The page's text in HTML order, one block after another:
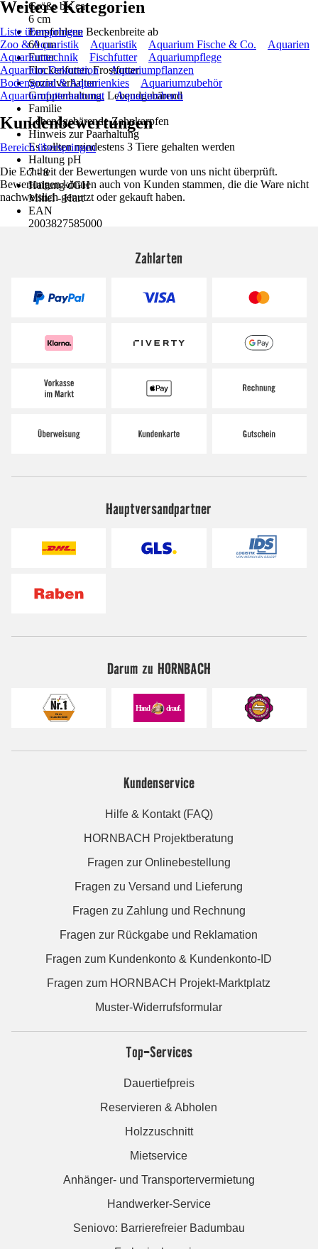
Größe bis ca.
6 cm
Empfohlene Beckenbreite ab
60 cm
Futter
Flockenfutter, Frostfutter
Sozialverhalten
Gruppenhaltung, Lebendgebärend
Familie
Lebendgebärende Zahnkarpfen
Hinweis zur Paarhaltung
Es sollten mindestens 3 Tiere gehalten werden
Haltung pH
7 - 8
Haltung dGH
Mittel - Hart
EAN
2003827585000
Weitere Kategorien
Liste überspringen
Zoo & Aquaristik
Aquaristik Aquarium Fische & Co.
Aquarien
Aquariumtechnik
Fischfutter
Aquariumpflege
Aquarium Dekoration
Aquariumpflanzen
Bodengrund & Aquarienkies
Aquariumzubehör
Aquariumfutterautomat
Aquariumbuch
Kundenbewertungen
Bereich überspringen
Die Echtheit der Bewertungen wurde von uns nicht überprüft.
Bewertungen können auch von Kunden stammen, die die Ware nicht
nachweislich genutzt oder gekauft haben.
Zahlarten
Hauptversandpartner
Darum zu HORNBACH
Kundenservice
Hilfe & Kontakt (FAQ)
HORNBACH Projektberatung
Fragen zur Onlinebestellung
Fragen zu Versand und Lieferung
Fragen zu Zahlung und Rechnung
Fragen zur Rückgabe und Reklamation
Fragen zum Kundenkonto & Kundenkonto-ID
Fragen zum HORNBACH Projekt-Marktplatz
Muster-Widerrufsformular
Top-Services
Dauertiefpreis
Reservieren & Abholen
Holzzuschnitt
Mietservice
Anhänger- und Transportervermietung
Handwerker-Service
Seniovo: Barrierefreier Badumbau